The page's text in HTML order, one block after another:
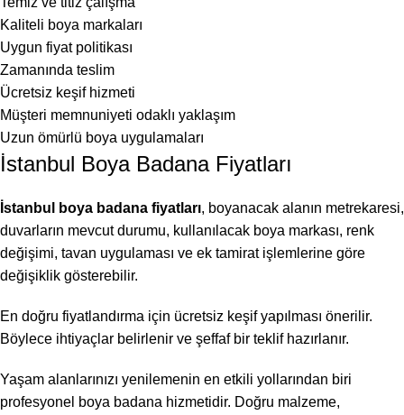
Kaliteli boya markaları
Uygun fiyat politikası
Zamanında teslim
Ücretsiz keşif hizmeti
Müşteri memnuniyeti odaklı yaklaşım
Uzun ömürlü boya uygulamaları
İstanbul Boya Badana Fiyatları
İstanbul boya badana fiyatları, boyanacak alanın metrekaresi,
duvarların mevcut durumu, kullanılacak boya markası, renk
değişimi, tavan uygulaması ve ek tamirat işlemlerine göre
değişiklik gösterebilir.
En doğru fiyatlandırma için ücretsiz keşif yapılması önerilir.
Böylece ihtiyaçlar belirlenir ve şeffaf bir teklif hazırlanır.
Yaşam alanlarınızı yenilemenin en etkili yollarından biri
profesyonel boya badana hizmetidir. Doğru malzeme,